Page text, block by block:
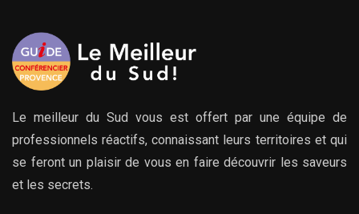
Le meilleur du Sud vous est offert par une équipe de
professionnels réactifs, connaissant leurs territoires et qui
se feront un plaisir de vous en faire découvrir les saveurs
et les secrets.